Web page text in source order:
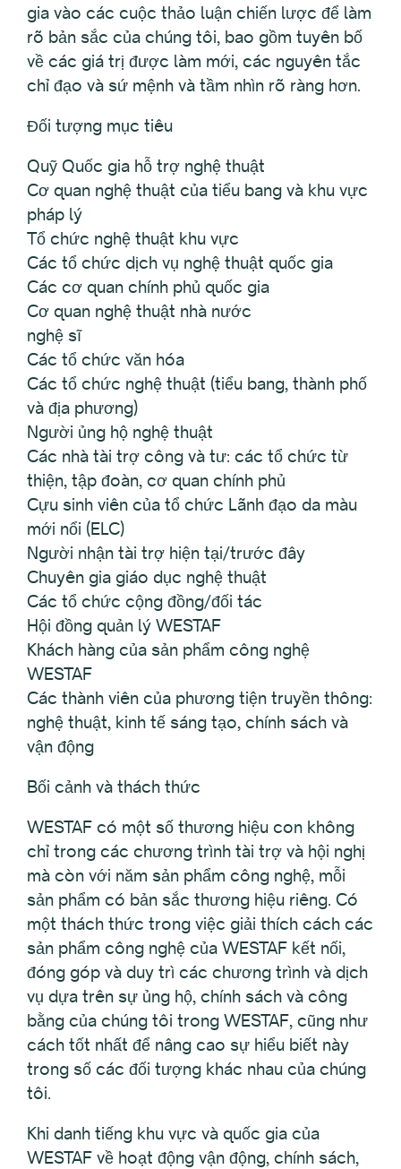
gia vào các cuộc thảo luận chiến lược để làm
rõ bản sắc của chúng tôi, bao gồm tuyên bố
về các giá trị được làm mới, các nguyên tắc
chỉ đạo và sứ mệnh và tầm nhìn rõ ràng hơn.
Đối tượng mục tiêu
Quỹ Quốc gia hỗ trợ nghệ thuật
Cơ quan nghệ thuật của tiểu bang và khu vực
pháp lý
Tổ chức nghệ thuật khu vực
Các tổ chức dịch vụ nghệ thuật quốc gia
Các cơ quan chính phủ quốc gia
Cơ quan nghệ thuật nhà nước
nghệ sĩ
Các tổ chức văn hóa
Các tổ chức nghệ thuật (tiểu bang, thành phố
và địa phương)
Người ủng hộ nghệ thuật
Các nhà tài trợ công và tư: các tổ chức từ
thiện, tập đoàn, cơ quan chính phủ
Cựu sinh viên của tổ chức Lãnh đạo da màu
mới nổi (ELC)
Người nhận tài trợ hiện tại/trước đây
Chuyên gia giáo dục nghệ thuật
Các tổ chức cộng đồng/đối tác
Hội đồng quản lý WESTAF
Khách hàng của sản phẩm công nghệ
WESTAF
Các thành viên của phương tiện truyền thông:
nghệ thuật, kinh tế sáng tạo, chính sách và
vận động
Bối cảnh và thách thức
WESTAF có một số thương hiệu con không
chỉ trong các chương trình tài trợ và hội nghị
mà còn với năm sản phẩm công nghệ, mỗi
sản phẩm có bản sắc thương hiệu riêng. Có
một thách thức trong việc giải thích cách các
sản phẩm công nghệ của WESTAF kết nối,
đóng góp và duy trì các chương trình và dịch
vụ dựa trên sự ủng hộ, chính sách và công
bằng của chúng tôi trong WESTAF, cũng như
cách tốt nhất để nâng cao sự hiểu biết này
trong số các đối tượng khác nhau của chúng
tôi.
Khi danh tiếng khu vực và quốc gia của
WESTAF về hoạt động vận động, chính sách,